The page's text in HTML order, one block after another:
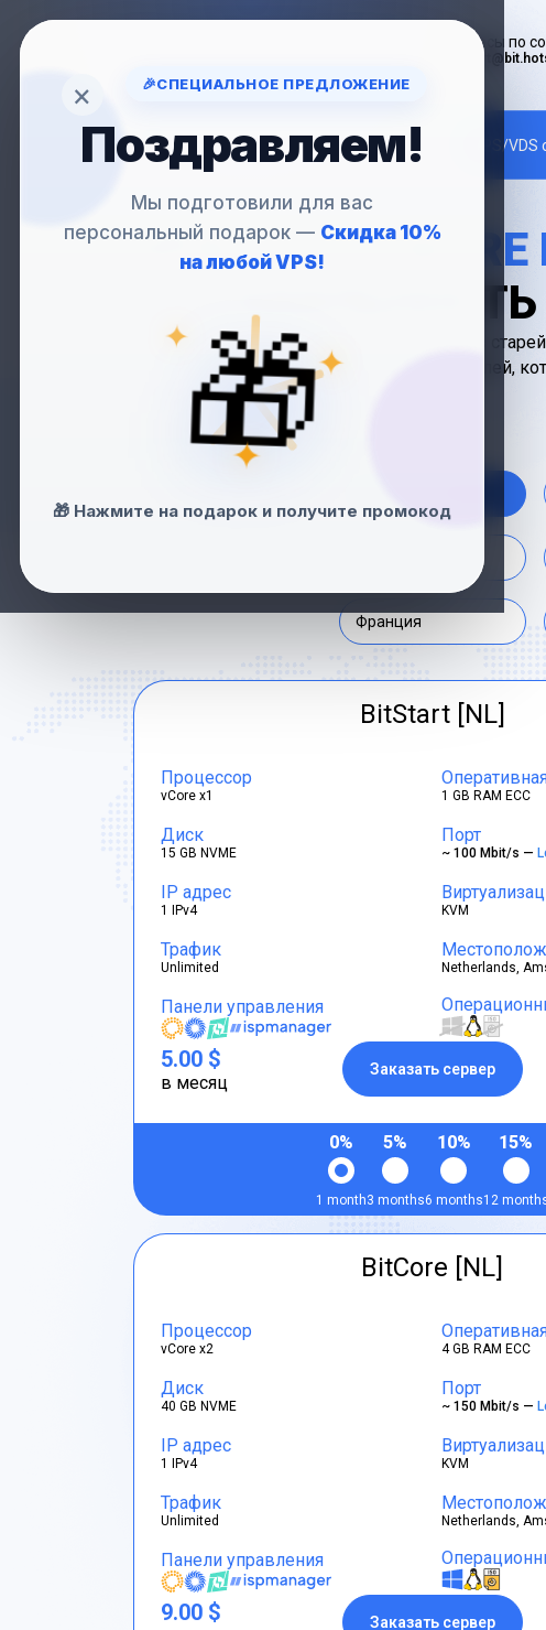
Вопросы по
VPS/
VPSС SLACKWARE
—
Slackware — один из
опытных пользователей,
Франция
BitStart [NL]
Процессор
vCore x1 1 GB RAM ECC
Диск
15 GB NVME
Порт
~ 100 Mbit/s —
IP адрес
1 IPv4 KVM
Трафик
Unlimited Netherlands,
Панели управления
5.00 $
в месяц
Заказать сервер
0%
1 month
5%
3 months
10%
6 months
15%
12
BitCore [NL]
Процессор
vCore x2 4 GB RAM ECC
Диск
40 GB NVME
Порт
~ 150 Mbit/s —
IP адрес
1 IPv4 KVM
Трафик
Unlimited Netherlands,
Панели управления
9.00 $ Заказать сервер
× 🎉СПЕЦИАЛЬНОЕ ПРЕДЛОЖЕНИЕ
Поздравляем!
Мы подготовили для вас
персональный подарок — Скидка 10%
на любой VPS!
✦ ✦
✦
🎁
🎁 Нажмите на подарок и получите промокод